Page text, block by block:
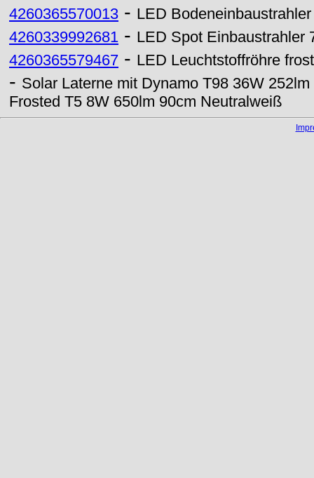
4260365570013 - LED
4260339992681 - LED Spot Einbaustrahler
4260365579467 - LED Leuchtstoffröhre
- Solar Laterne mit Dynamo T98 36W
Frosted T5 8W 650lm 90cm Neutralweiß